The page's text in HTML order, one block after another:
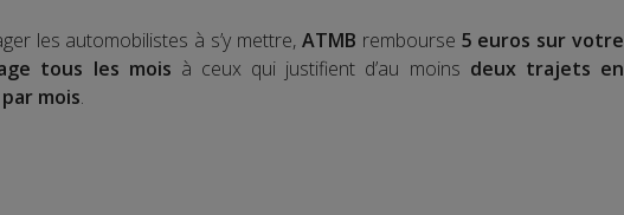
les automobilistes à s’y mettre, ATMB rembourse 5 euros sur votre
tous les mois à ceux qui justifient d’au moins deux trajets en
mois.